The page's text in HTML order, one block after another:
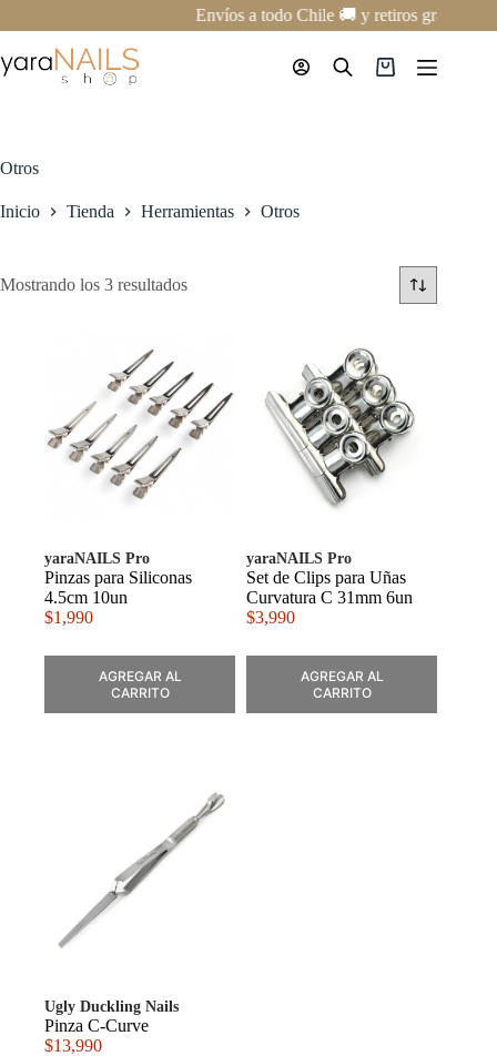
al
contenido
Envíos a todo Chile 🚚 y retiros gratis en
Carro
Otros
Inicio Tienda Herramientas Otros
Mostrando los 3 resultados
yaraNAILS Pro
Pinzas para Siliconas
4.5cm 10un
$1,990
AGREGAR AL
CARRITO
yaraNAILS Pro
Set de Clips para Uñas
Curvatura C 31mm 6un
$3,990
AGREGAR AL
CARRITO
Ugly Duckling Nails
Pinza C-Curve
$13,990